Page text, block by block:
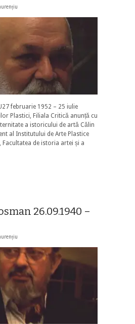
februarie 1952 – 25 iulie
Plastici, Filiala Critică anunță cu
a istoricului de artă Călin
al Institutului de Arte Plastice
Facultatea de istoria artei și a
26.09.1940 –